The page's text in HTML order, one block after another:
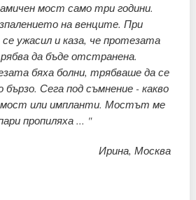
мост само три години.
на венците. При
ужасил и каза, че протезата
да бъде отстранена.
бяха болни, трябваше да се
Сега под съмнение - какво
мост или импланти. Мостът ме
пропиляха ... "
Ирина, Москва